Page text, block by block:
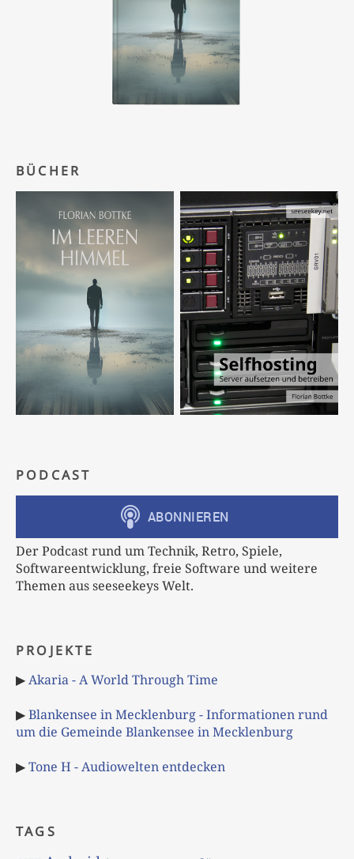
BÜCHER
PODCAST
Der Podcast rund um Technik, Retro, Spiele,
Softwareentwicklung, freie Software und weitere
Themen aus seeseekeys Welt.
PROJEKTE
▶Akaria - A World Through Time
▶Blankensee in Mecklenburg - Informationen rund
um die Gemeinde Blankensee in Mecklenburg
▶Tone H - Audiowelten entdecken
TAGS